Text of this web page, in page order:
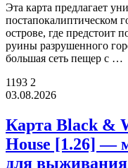
Эта карта предлагает
постапокалиптическом
острове, где предстоит
руины разрушенного
большая сеть пещер с …
1193 2
03.08.2026
Карта Black &
House [1.26] —
для выживания